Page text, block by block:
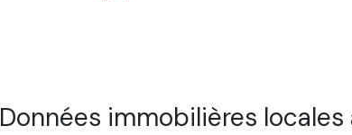
Données immobilières locales